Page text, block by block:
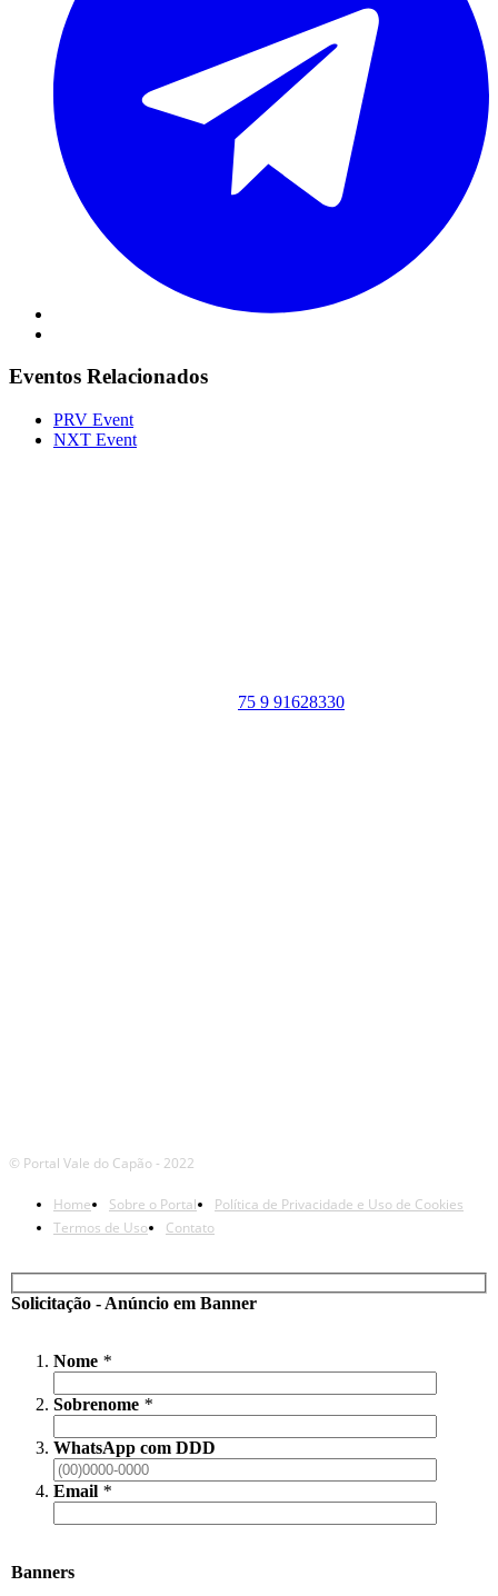
Eventos Relacionados
PRV Event
NXT Event
75 9 91628330
© Portal Vale do Capão - 2022
Home Sobre o Portal
Política de Privacidade e Uso de Cookies
Termos de Uso
Contato
Solicitação - Anúncio em Banner
Nome *
Sobrenome *
WhatsApp com DDD
Email *
Banners